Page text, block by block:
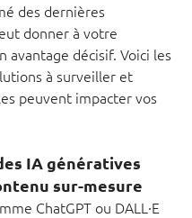
des dernières
donner à votre
avantage décisif. Voici les
à surveiller et
peuvent impacter vos
IA génératives
sur-mesure
ChatGPT ou DALL·E